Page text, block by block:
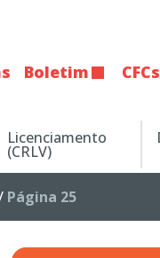
Boletim CFCs
Licenciamento
(CRLV)
Página 25